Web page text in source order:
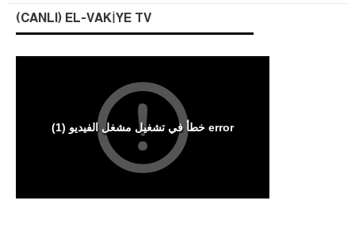
(CANLI) EL-VAKIYE TV